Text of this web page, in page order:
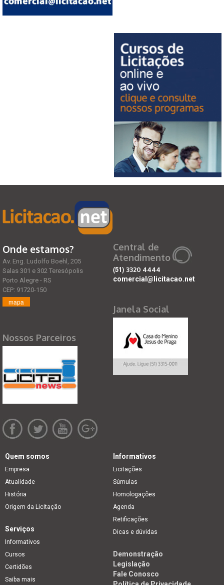
Onde estamos?
Av. Eng. Ludolfo Boehl, 205
Salas 301 e 302 Teresópolis
Porto Alegre - RS
CEP: 91720-150
mapa
Nossos Parceiros
Central de
Atendimento
(51) 3320 4444
comercial@licitacao.net
Janela Social
Quem somos
Empresa
Atualidade
História
Origem da Licitação
Informativos
Licitações
Súmulas
Homologações
Agenda
Retificações
Dicas e dúvidas
Serviços
Informativos
Cursos
Certidões
Saiba mais
Demonstração
Legislação
Fale Conosco